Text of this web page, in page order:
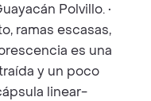
Polvillo. •
ramas escasas,
es una
y un poco
linear-